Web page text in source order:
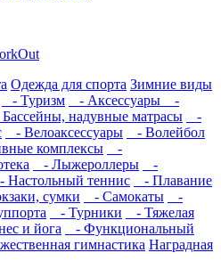
Одежда для спорта Зимние виды
- Туризм - Аксессуары
-
надувные матрасы
-
- Велоаксессуары
- Волейбол
комплексы
-
- Лыжероллеры
-
Настольный теннис
- Плавание
сумки - Самокаты
-
- Турники
- Тяжелая
и йога
- Функциональный
гимнастика Наградная